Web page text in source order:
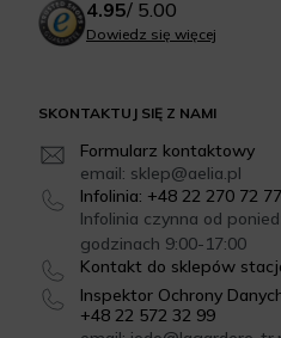
SKONTAKTUJ SIĘ Z NAMI
Formularz kontaktowy
email: sklep@aelia.pl
Infolinia: +48 22 270 72 77
Infolinia czynna od
godzinach 9:00-17:00
Kontakt do sklepów
Inspektor Ochrony
+48 22 572 32 99
4.95/ 5.00
Dowiedz się więcej